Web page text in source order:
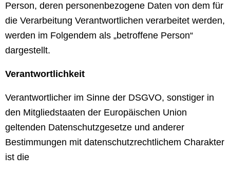
Person, deren personenbezogene Daten von dem für
die Verarbeitung Verantwortlichen verarbeitet werden,
werden im Folgendem als „betroffene Person“
dargestellt.
Verantwortlichkeit
Verantwortlicher im Sinne der DSGVO, sonstiger in
den Mitgliedstaaten der Europäischen Union
geltenden Datenschutzgesetze und anderer
Bestimmungen mit datenschutzrechtlichem Charakter
ist die